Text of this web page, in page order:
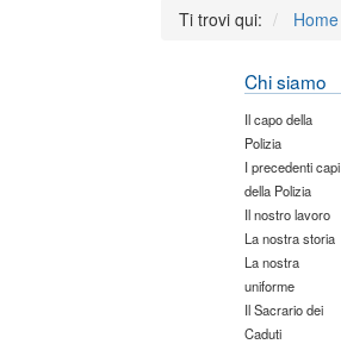
Ti trovi qui: Home
Chi siamo
Il capo della
Polizia
I precedenti capi
della Polizia
Il nostro lavoro
La nostra storia
La nostra
uniforme
Il Sacrario dei
Caduti